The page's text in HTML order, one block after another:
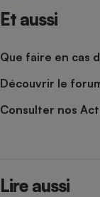
Et aussi
Que faire en cas
Découvrir le
Consulter nos
Lire aussi